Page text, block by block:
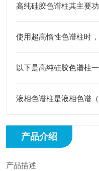
高纯硅胶色谱柱其主要
使用超高惰性色谱柱时
以下是高纯硅胶色谱柱
液相色谱柱是液相色谱
产品介绍
产品描述